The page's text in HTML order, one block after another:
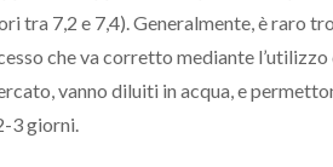
tra 7,2 e 7,4). Generalmente, è raro
che va corretto mediante
vanno diluiti in acqua, e
3 giorni.